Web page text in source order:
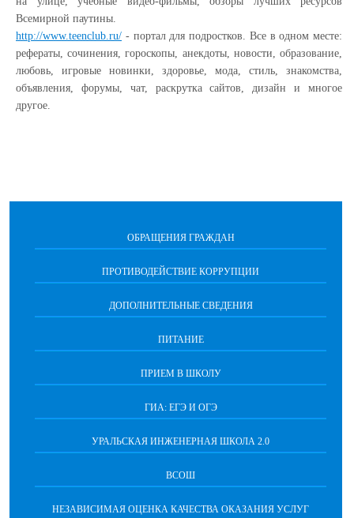
Всемирной паутины.
http://www.teenclub.ru/ - портал для подростков. Все в одном месте:
рефераты, сочинения, гороскопы, анекдоты, новости, образование,
любовь, игровые новинки, здоровье, мода, стиль, знакомства,
объявления, форумы, чат, раскрутка сайтов, дизайн и многое
другое.
ОБРАЩЕНИЯ ГРАЖДАН
ПРОТИВОДЕЙСТВИЕ КОРРУПЦИИ
ДОПОЛНИТЕЛЬНЫЕ СВЕДЕНИЯ
ПИТАНИЕ
ПРИЕМ В ШКОЛУ
ГИА: ЕГЭ И ОГЭ
УРАЛЬСКАЯ ИНЖЕНЕРНАЯ ШКОЛА 2.0
ВСОШ
НЕЗАВИСИМАЯ ОЦЕНКА КАЧЕСТВА ОКАЗАНИЯ УСЛУГ